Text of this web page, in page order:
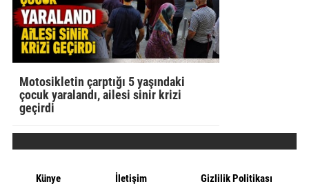
Motosikletin çarptığı 5 yaşındaki
çocuk yaralandı, ailesi sinir krizi
geçirdi
Künye İletişim Gizlilik Politikası